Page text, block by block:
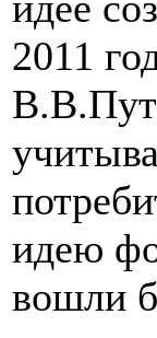
2011
идею
вошли